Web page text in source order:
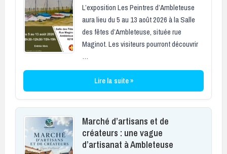
L’exposition Les Peintres d’Ambleteuse
aura lieu du 5 au 13 août 2026 à la Salle
des fêtes d’Ambleteuse, située rue
Maginot. Les visiteurs pourront découvrir
…
Lire la suite »
Marché d’artisans et de
créateurs : une vague
d’artisanat à Ambleteuse